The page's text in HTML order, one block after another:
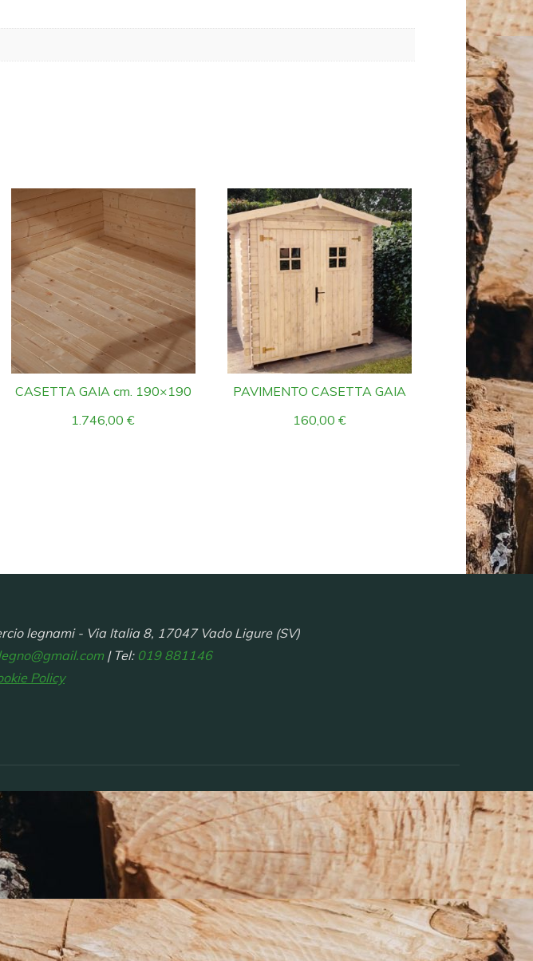
CASETTA GAIA cm. 190×190
1.746,00€
PAVIMENTO CASETTA GAIA
160,00 €
legnami - Via Italia 8, 17047 Vado Ligure (SV)
| Tel: 019 881146
Policy